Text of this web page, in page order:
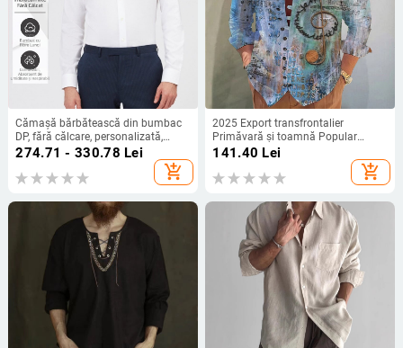
Cămașă bărbătească din bumbac
DP, fără călcare, personalizată,
cămașă albă lungă, profesională,
de primăvară și toamnă, anti-rid, en-
gros
274.71 - 330.78 Lei
add_shopping_cart
2025 Export transfrontalier
Primăvară și toamnă Popular
Digital 3D Imprimat Retro Notă
Cămașă cu mânecă lungă pentru
141.40 Lei
add_shopping_cart